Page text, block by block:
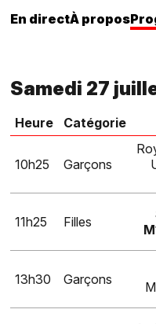
En directÀ propos
Samedi 27
Heure Catégorie
10h25 Garçons
11h25 Filles
13h30 Garçons